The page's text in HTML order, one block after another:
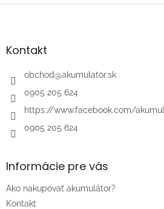
Z
äKontakt
obchod@akumulator.sk
0905 205 624
https://www.facebook.com/
0905 205 624
Informácie pre vás
Ako nakupovať akumulátor?
Kontakt